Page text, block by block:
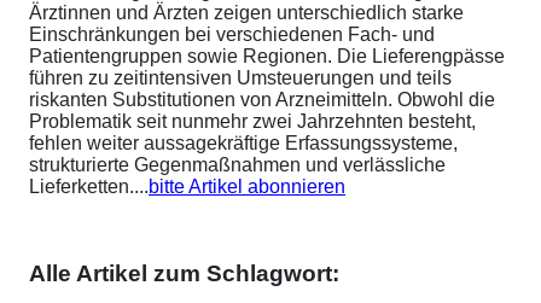
Ärztinnen und Ärzten zeigen unterschiedlich starke
Einschränkungen bei verschiedenen Fach- und
Patientengruppen sowie Regionen. Die Lieferengpässe
führen zu zeitintensiven Umsteuerungen und teils
riskanten Substitutionen von Arzneimitteln. Obwohl die
Problematik seit nunmehr zwei Jahrzehnten besteht,
fehlen weiter aussagekräftige Erfassungssysteme,
strukturierte Gegenmaßnahmen und verlässliche
Lieferketten....bitte Artikel abonnieren
Alle Artikel zum Schlagwort: